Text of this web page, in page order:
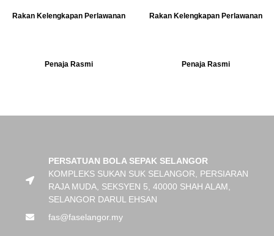
Rakan Kelengkapan Perlawanan Rakan Kelengkapan Perlawanan
Penaja Rasmi Penaja Rasmi
PERSATUAN BOLA SEPAK SELANGOR
KOMPLEKS SUKAN SUK SELANGOR, PERSIARAN
RAJA MUDA, SEKSYEN 5, 40000 SHAH ALAM,
SELANGOR DARUL EHSAN
fas@faselangor.my